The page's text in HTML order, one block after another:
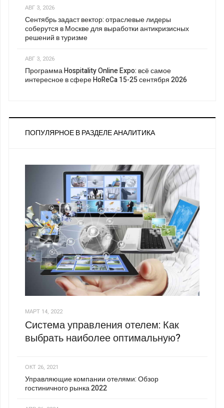
АВГ 3, 2026
Сентябрь задаст вектор: отраслевые лидеры
соберутся в Москве для выработки антикризисных
решений в туризме
АВГ 3, 2026
Программа Hospitality Online Expo: всё самое
интересное в сфере HoReCa 15-25 сентября 2026
ПОПУЛЯРНОЕ В РАЗДЕЛЕ АНАЛИТИКА
МАРТ 14, 2022
Система управления отелем: Как
выбрать наиболее оптимальную?
ОКТ 26, 2021
Управляющие компании отелями: Обзор
гостиничного рынка 2022